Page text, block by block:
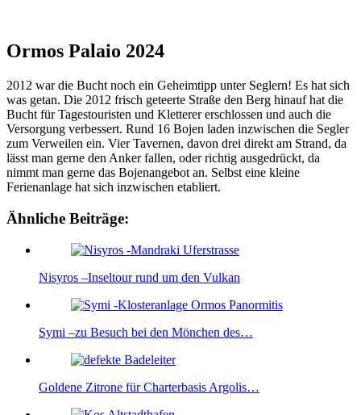
Ormos Palaio 2024
2012 war die Bucht noch ein Geheimtipp unter Seglern! Es hat sich
was getan. Die 2012 frisch geteerte Straße den Berg hinauf hat die
Bucht für Tagestouristen und Kletterer erschlossen und auch die
Versorgung verbessert. Rund 16 Bojen laden inzwischen die Segler
zum Verweilen ein. Vier Tavernen, davon drei direkt am Strand, da
lässt man gerne den Anker fallen, oder richtig ausgedrückt, da
nimmt man gerne das Bojenangebot an. Selbst eine kleine
Ferienanlage hat sich inzwischen etabliert.
Ähnliche Beiträge:
Nisyros –Inseltour rund um den Vulkan
Symi –zu Besuch bei den Mönchen des…
Goldene Zitrone für Charterbasis Argolis…